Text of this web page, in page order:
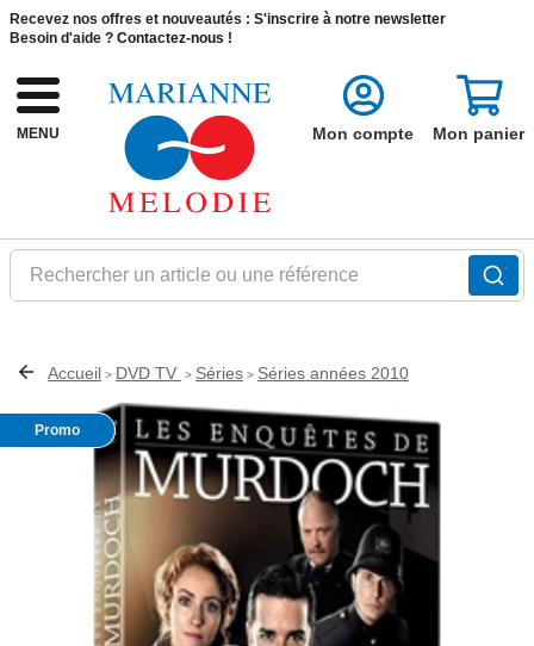
Recevez nos offres et nouveautés : S'inscrire à notre newsletter
Besoin d'aide ? Contactez-nous !
MENU
Rechercher un article ou une référence
Mon compte Mon panier
Accueil > DVD TV > Séries > Séries années 2010
Promo